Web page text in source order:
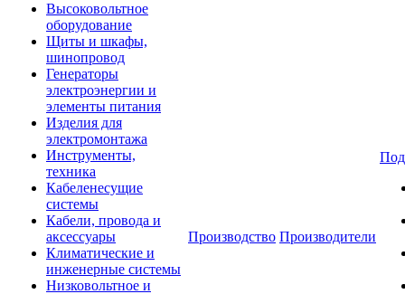
Высоковольтное
оборудование
Щиты и шкафы,
шинопровод
Генераторы
электроэнергии и
элементы питания
Изделия для
электромонтажа
Инструменты,
техника
Кабеленесущие
системы
Кабели, провода и
аксессуары
Климатические и
инженерные системы
Низковольтное и
Производство Производители